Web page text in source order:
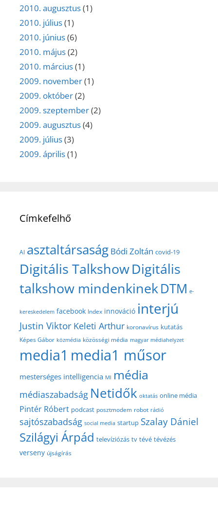
2010. augusztus(1)
2010. július(1)
2010. június(6)
2010. május(2)
2010. március(1)
2009. november(1)
2009. október(2)
2009. szeptember(2)
2009. augusztus(4)
2009. július(3)
2009. április(1)
Címkefelhő
AI asztaltársaság Bódi Zoltán covid-19
Digitális TalkshowDigitális
talkshow mindenkinekDTM e-
kereskedelem facebook Index innováció interjú
Justin Viktor Keleti Arthur koronavírus kutatás
Képes Gábor közmédia közösségi média magyar médiahelyzet
media1 media1 műsor
mesterséges intelligencia MI média
médiaszabadság Netidők oktatás online média
Pintér Róbert podcast posztmodem robot rádió
sajtószabadság social media startup Szalay Dániel
Szilágyi Árpád televíziózás tv tévé tévézés
verseny újságírás